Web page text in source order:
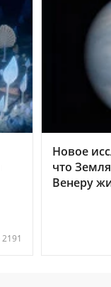
2191
Новое
что
Венеру